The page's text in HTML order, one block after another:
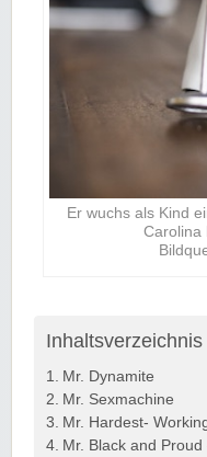
Er wuchs als Kind
Carolina
Inhaltsverzeichnis
Mr. Dynamite
Mr. Sexmachine
Mr. Hardest-
Mr. Black and Proud